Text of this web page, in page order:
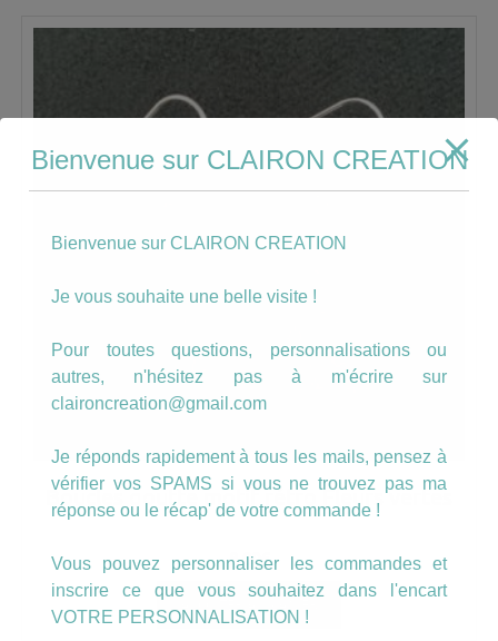
Boucles goutte motif rétro Fleurs vertes
8.00€
Bienvenue sur CLAIRON CREATION
Bienvenue sur CLAIRON CREATION
Je vous souhaite une belle visite !
Pour toutes questions, personnalisations ou
autres, n'hésitez pas à m'écrire sur
claironcreation@gmail.com
Je réponds rapidement à tous les mails, pensez à
vérifier vos SPAMS si vous ne trouvez pas ma
réponse ou le récap' de votre commande !
Vous pouvez personnaliser les commandes et
inscrire ce que vous souhaitez dans l'encart
VOTRE PERSONNALISATION !